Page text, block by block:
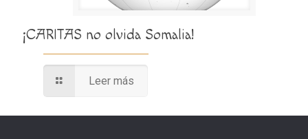
¡CARITAS no olvida Somalia!
Leer más